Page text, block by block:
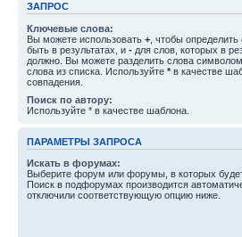
ЗАПРОС
Ключевые слова:
Вы можете использовать + , чтобы
быть в результатах, и - для слов, которых в
должно. Вы можете разделить слова символом
слова из списка. Используйте * в качестве
совпадения.
Поиск по автору:
Используйте * в качестве шаблона.
ПАРАМЕТРЫ ЗАПРОСА
Искать в форумах:
Выберите форум или форумы, в которых будет
Поиск в подфорумах производится
отключили соответствующую опцию ниже.